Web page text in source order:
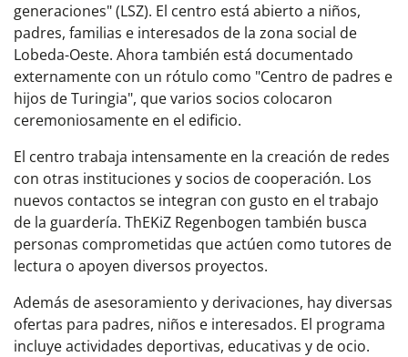
generaciones" (LSZ). El centro está abierto a niños,
padres, familias e interesados de la zona social de
Lobeda-Oeste. Ahora también está documentado
externamente con un rótulo como "Centro de padres e
hijos de Turingia", que varios socios colocaron
ceremoniosamente en el edificio.
El centro trabaja intensamente en la creación de redes
con otras instituciones y socios de cooperación. Los
nuevos contactos se integran con gusto en el trabajo
de la guardería. ThEKiZ Regenbogen también busca
personas comprometidas que actúen como tutores de
lectura o apoyen diversos proyectos.
Además de asesoramiento y derivaciones, hay diversas
ofertas para padres, niños e interesados. El programa
incluye actividades deportivas, educativas y de ocio.